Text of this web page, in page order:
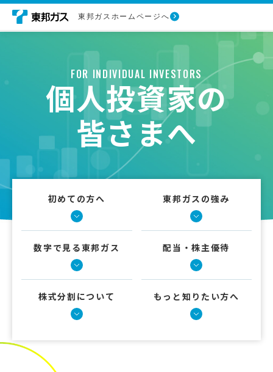
東邦ガスホームページへ
FOR INDIVIDUAL INVESTORS
個人投資家の
皆さまへ
初めての方へ 東邦ガスの強み
数字で見る東邦ガス 配当・株主優待
株式分割について もっと知りたい方へ